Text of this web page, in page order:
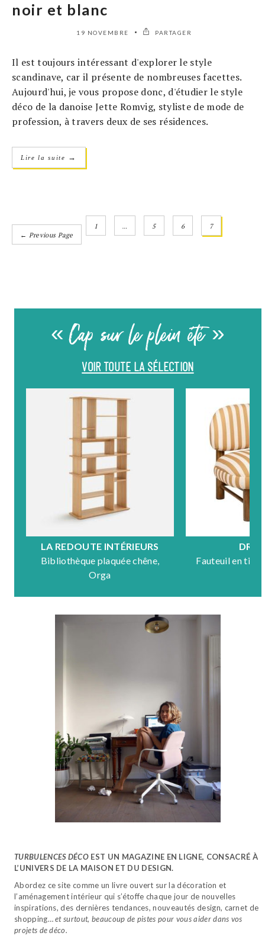
noir et blanc
19 NOVEMBRE PARTAGER
Il est toujours intéressant d'explorer le style
scandinave, car il présente de nombreuses facettes.
Aujourd'hui, je vous propose donc, d'étudier le style
déco de la danoise Jette Romvig, styliste de mode de
profession, à travers deux de ses résidences.
Lire la suite →
← Previous Page
1 5 6 7
« Cap sur le plein été »
VOIR TOUTE LA SÉLECTION
LA REDOUTE INTÉRIEURS
Bibliothèque plaquée chêne,
Orga
Fauteuil en
TURBULENCES DÉCO EST UN MAGAZINE EN LIGNE, CONSACRÉ À
L’UNIVERS DE LA MAISON ET DU DESIGN.
Abordez ce site comme un livre ouvert sur la décoration et
l’aménagement intérieur qui s’étoffe chaque jour de nouvelles
inspirations, des dernières tendances, nouveautés design, carnet de
shopping…et surtout, beaucoup de pistes pour vous aider dans vos
projets de déco.